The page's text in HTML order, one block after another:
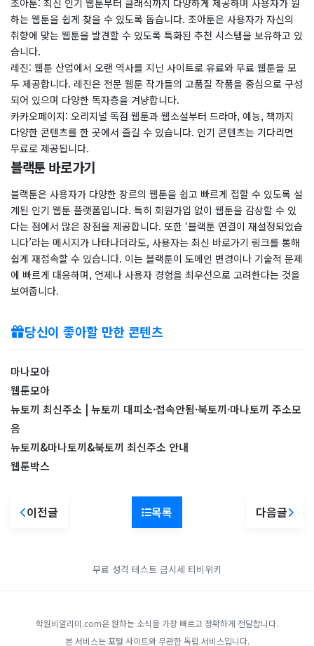
조아툰: 최신 인기 웹툰부터 클래식까지 다양하게 제공하며 사용자가 원
하는 웹툰을 쉽게 찾을 수 있도록 돕습니다. 조아툰은 사용자가 자신의
취향에 맞는 웹툰을 발견할 수 있도록 특화된 추천 시스템을 보유하고 있
습니다.
레진: 웹툰 산업에서 오랜 역사를 지닌 사이트로 유료와 무료 웹툰을 모
두 제공합니다. 레진은 전문 웹툰 작가들의 고품질 작품을 중심으로 구성
되어 있으며 다양한 독자층을 겨냥합니다.
카카오페이지: 오리지널 독점 웹툰과 웹소설부터 드라마, 예능, 책까지
다양한 콘텐츠를 한 곳에서 즐길 수 있습니다. 인기 콘텐츠는 기다리면
무료로 제공됩니다.
블랙툰 바로가기
블랙툰은 사용자가 다양한 장르의 웹툰을 쉽고 빠르게 접할 수 있도록 설
계된 인기 웹툰 플랫폼입니다. 특히 회원가입 없이 웹툰을 감상할 수 있
다는 점에서 많은 장점을 제공합니다. 또한 ‘블랙툰 연결이 재설정되었습
니다’라는 메시지가 나타나더라도, 사용자는 최신 바로가기 링크를 통해
쉽게 재접속할 수 있습니다. 이는 블랙툰이 도메인 변경이나 기술적 문제
에 빠르게 대응하며, 언제나 사용자 경험을 최우선으로 고려한다는 것을
보여줍니다.
당신이 좋아할 만한 콘텐츠
마나모아
​웹툰모아
뉴토끼 최신주소 | 뉴토끼 대피소·접속안됨·북토끼·마나토끼 주소모
음
뉴토끼&마나토끼&북토끼 최신주소 안내
웹툰박스
이전글 목록 다음글
무료 성격 테스트 금시세 티비위키
학원비알리미.com은 원하는 소식을 가장 빠르고 정확하게 전달합니다.
본 서비스는 포털 사이트와 무관한 독립 서비스입니다.